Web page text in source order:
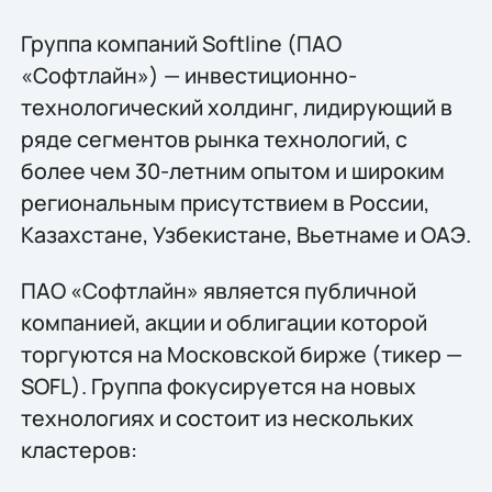
Группа компаний Softline (ПАО
«Софтлайн») — инвестиционно-
технологический холдинг, лидирующий в
ряде сегментов рынка технологий, c
более чем 30-летним опытом и широким
региональным присутствием в России,
Казахстане, Узбекистане, Вьетнаме и ОАЭ.
ПАО «Софтлайн» является публичной
компанией, акции и облигации которой
торгуются на Московской бирже (тикер —
SOFL). Группа фокусируется на новых
технологиях и состоит из нескольких
кластеров: